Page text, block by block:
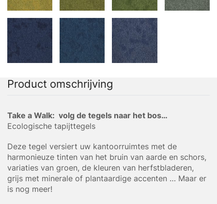
Product omschrijving
Take a Walk: volg de tegels naar het bos…
Ecologische tapijttegels
Deze tegel versiert uw kantoorruimtes met de
harmonieuze tinten van het bruin van aarde en schors,
variaties van groen, de kleuren van herfstbladeren,
grijs met minerale of plantaardige accenten … Maar er
is nog meer!